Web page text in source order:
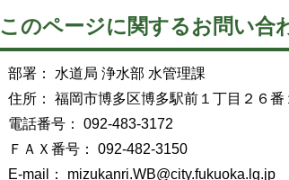
このページに関するお問い合
部署： 水道局 浄水部 水管理課
住所： 福岡市博多区博多駅前１丁目２６番
電話番号： 092-483-3172
ＦＡＸ番号： 092-482-3150
E-mail： mizukanri.WB@city.fukuoka.lg.jp